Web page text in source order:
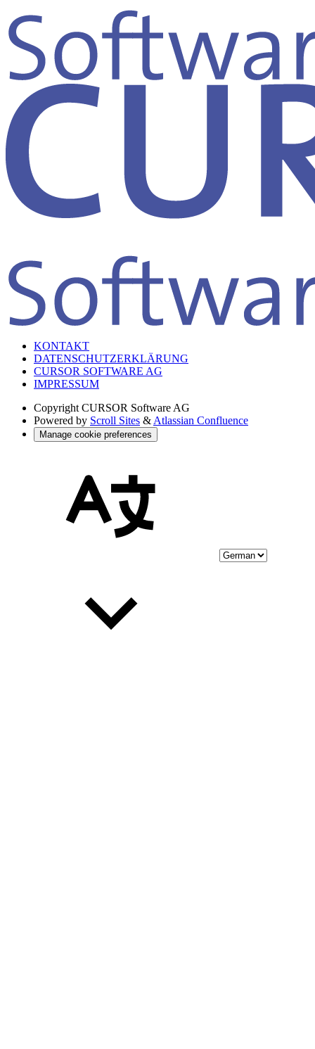
KONTAKT
DATENSCHUTZERKLÄRUNG
CURSOR SOFTWARE AG
IMPRESSUM
Copyright CURSOR Software AG
Powered by Scroll Sites & Atlassian Confluence
Manage cookie preferences